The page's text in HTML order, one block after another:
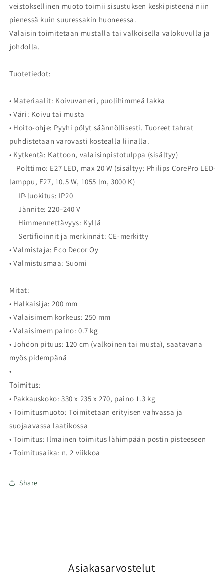
veistoksellinen muoto toimii sisustuksen keskipisteenä niin
pienessä kuin suuressakin huoneessa.
Valaisin toimitetaan mustalla tai valkoisella valokuvulla ja
johdolla.
Tuotetiedot:
• Materiaalit: Koivuvaneri, puolihimmeä lakka
• Väri: Koivu tai musta
• Hoito-ohje: Pyyhi pölyt säännöllisesti. Tuoreet tahrat
puhdistetaan varovasti kostealla liinalla.
• Kytkentä: Kattoon, valaisinpistotulppa (sisältyy)
Polttimo: E27 LED, max 20 W (sisältyy: Philips CorePro LED-
lamppu, E27, 10.5 W, 1055 lm, 3000 K)
IP-luokitus: IP20
Jännite: 220–240 V
Himmennettävyys: Kyllä
Sertifioinnit ja merkinnät: CE-merkitty
• Valmistaja: Eco Decor Oy
• Valmistusmaa: Suomi
Mitat:
• Halkaisija: 200 mm
• Valaisimem korkeus: 250 mm
• Valaisimem paino: 0.7 kg
• Johdon pituus: 120 cm (valkoinen tai musta), saatavana
myös pidempänä
•
Toimitus:
• Pakkauskoko: 330 x 235 x 270, paino 1.3 kg
• Toimitusmuoto: Toimitetaan erityisen vahvassa ja
suojaavassa laatikossa
• Toimitus: Ilmainen toimitus lähimpään postin pisteeseen
• Toimitusaika: n. 2 viikkoa
Share
Asiakasarvostelut